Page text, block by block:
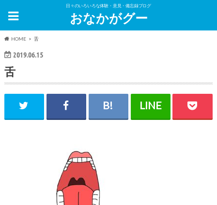
日々のいろいろな体験・意見・備忘録ブログ
おなかがグー
HOME 舌
2019.06.15
舌